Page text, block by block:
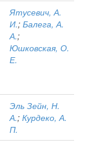
Ятусевич, А.
И.; Балега, А.
А.;
Юшковская, О.
Е.
Эль Зейн, Н.
А.; Курдеко, А.
П.